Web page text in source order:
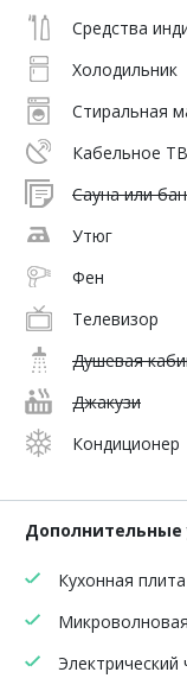
Средства
Холодильник
Стиральная
Кабельное ТВ
Сауна или
Утюг
Фен
Телевизор
Душевая
Джакузи
Кондиционер
Дополнительные
Кухонная плита
Электрический